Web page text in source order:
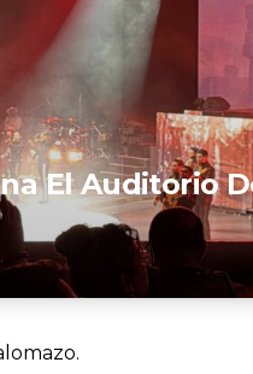
El Auditorio